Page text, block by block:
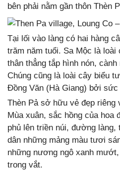
bên phải nằm gần thôn Thèn
Tại lối vào làng có hai hàng
trăm năm tuổi. Sa Mộc là
thân thẳng tắp hình nón,
Chúng cũng là loài cây biểu
Đồng Văn (Hà Giang) bởi sức
Thèn Pả sở hữu vẻ đẹp riêng
Mùa xuân, sắc hồng của hoa
phủ lên triền núi, đường
dân những mảng màu tươi
những nương ngô xanh
trong vắt.